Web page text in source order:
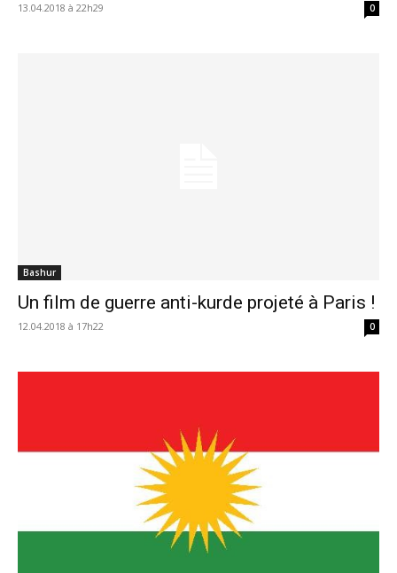
13.04.2018 à 22h29 0
Bashur
Un film de guerre anti-kurde projeté à Paris !
12.04.2018 à 17h22 0